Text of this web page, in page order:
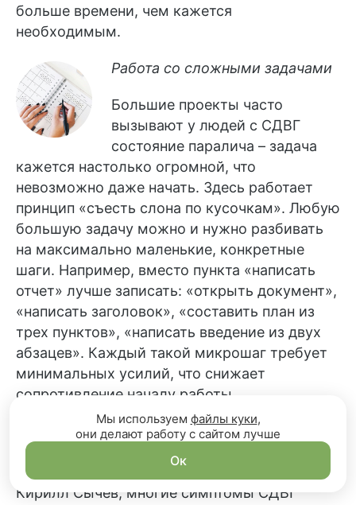
больше времени, чем кажется
необходимым.
Работа со сложными задачами
Большие проекты часто
вызывают у людей с СДВГ
состояние паралича – задача
кажется настолько огромной, что
невозможно даже начать. Здесь работает
принцип «съесть слона по кусочкам». Любую
большую задачу можно и нужно разбивать
на максимально маленькие, конкретные
шаги. Например, вместо пункта «написать
отчет» лучше записать: «открыть документ»,
«написать заголовок», «составить план из
трех пунктов», «написать введение из двух
абзацев». Каждый такой микрошаг требует
минимальных усилий, что снижает
сопротивление началу работы.
Прежде чем обращаться к
медикаментозному лечению, важно наладить
базовые аспекты жизни. Как отмечает
Кирилл Сычев, многие симптомы СДВГ
Мы используем файлы куки,
они делают работу с сайтом лучше
Ок